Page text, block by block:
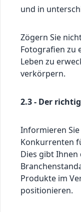
und in
Zögern Sie
Fotografien zu
Leben zu
verkörpern.
2.3 - Der
Informieren
Konkurrenten
Dies gibt Ihnen
Produkte im
positionieren.